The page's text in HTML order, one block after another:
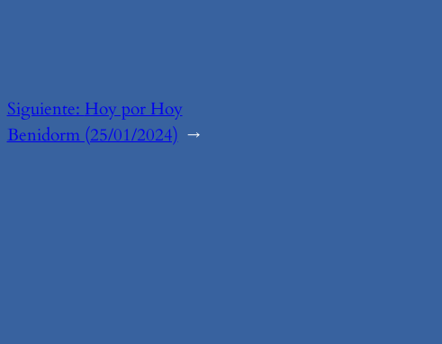
Siguiente: Hoy por Hoy
Benidorm (25/01/2024) →